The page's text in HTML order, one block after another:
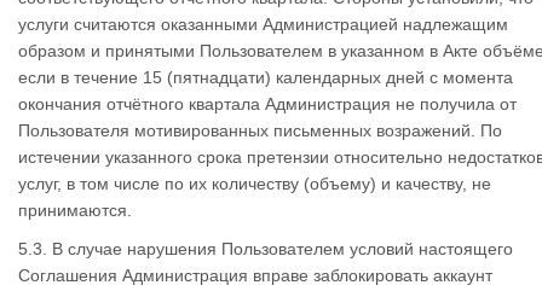
услуги считаются оказанными Администрацией надлежащим
образом и принятыми Пользователем в указанном в Акте
если в течение 15 (пятнадцати) календарных дней с момента
окончания отчётного квартала Администрация не получила от
Пользователя мотивированных письменных возражений. По
истечении указанного срока претензии относительно
услуг, в том числе по их количеству (объему) и качеству, не
принимаются.
5.3. В случае нарушения Пользователем условий настоящего
Соглашения Администрация вправе заблокировать аккаунт